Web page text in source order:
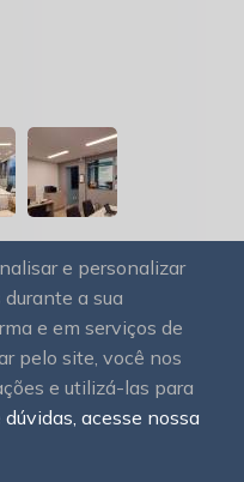
e personalizar
a sua
e em serviços de
pelo site, você nos
e utilizá-las para
dúvidas, acesse nossa
para imobiliárias